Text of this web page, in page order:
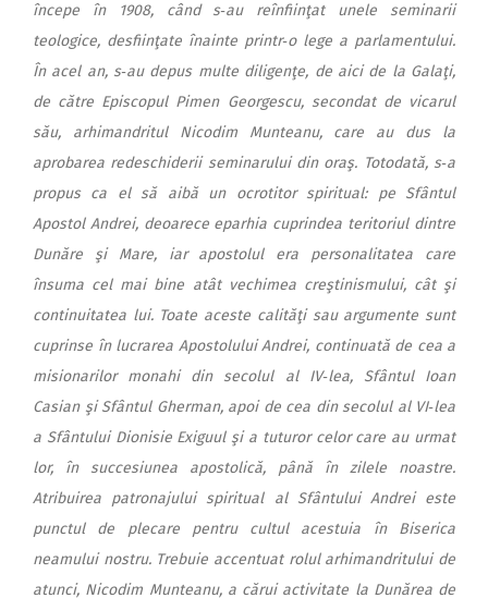
începe în 1908, când s‑au reînfiinţat unele seminarii
teologice, desfiinţate înainte printr‑o lege a parlamentului.
În acel an, s‑au depus multe diligenţe, de aici de la Galaţi,
de către Episcopul Pimen Georgescu, secondat de vicarul
său, arhimandritul Nicodim Munteanu, care au dus la
aprobarea redeschiderii seminarului din oraş. Totodată, s‑a
propus ca el să aibă un ocrotitor spiritual: pe Sfântul
Apostol Andrei, deoarece eparhia cuprindea teritoriul dintre
Dunăre şi Mare, iar apostolul era personalitatea care
însuma cel mai bine atât vechimea creştinismului, cât şi
continuitatea lui. Toate aceste calităţi sau argumente sunt
cuprinse în lucrarea Apostolului Andrei, continuată de cea a
misionarilor monahi din secolul al IV‑lea, Sfântul Ioan
Casian şi Sfântul Gherman, apoi de cea din secolul al VI‑lea
a Sfântului Dionisie Exiguul şi a tuturor celor care au urmat
lor, în succesiunea apostolică, până în zilele noastre.
Atribuirea patronajului spiritual al Sfântului Andrei este
punctul de plecare pentru cultul acestuia în Biserica
neamului nostru. Trebuie accentuat rolul arhimandritului de
atunci, Nicodim Munteanu, a cărui activitate la Dunărea de